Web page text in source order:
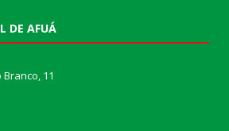
DE AFUÁ
11